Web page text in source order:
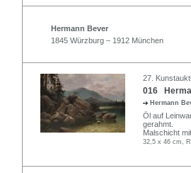
Hermann Bever
1845 Würzburg – 1912 München
27.
016
Hermann
Öl auf
gerahmt.
Malschicht
32,5 x 46 cm,